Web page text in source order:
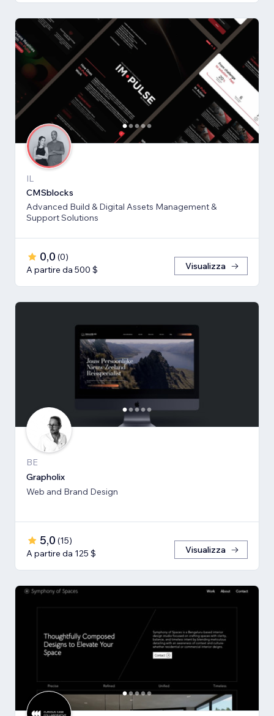
IL
CMSblocks
Advanced Build & Digital Assets Management &
Support Solutions
0,0 (0)
A partire da 500 $
Visualizza
BE
Grapholix
Web and Brand Design
5,0 (15)
A partire da 125 $
Visualizza